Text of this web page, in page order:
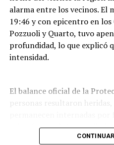
alarma entre los vecinos. El
19:46 y con epicentro en
Pozzuoli y Quarto, tuvo
profundidad, lo que explicó
intensidad.
El balance oficial de la
personas resultaron heridas,
Además, por daños en
forma preventiva a unas 300